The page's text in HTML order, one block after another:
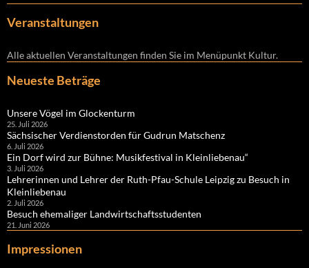
Veranstaltungen
Alle aktuellen Veranstaltungen finden Sie im Menüpunkt Kultur.
Neueste Beträge
Unsere Vögel im Glockenturm
25. Juli 2026
Sächsischer Verdienstorden für Gudrun Matschenz
6. Juli 2026
Ein Dorf wird zur Bühne: Musikfestival in Kleinliebenau“
3. Juli 2026
Lehrerinnen und Lehrer der Ruth-Pfau-Schule Leipzig zu Besuch in
Kleinliebenau
2. Juli 2026
Besuch ehemaliger Landwirtschaftsstudenten
21. Juni 2026
Impressionen